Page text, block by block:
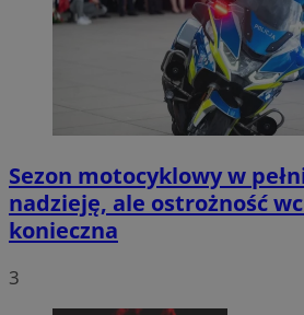
Sezon motocyklowy w
nadzieję, ale ostrożność
konieczna
3